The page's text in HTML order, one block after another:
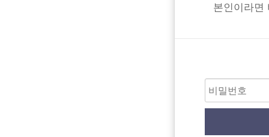
본인이라면